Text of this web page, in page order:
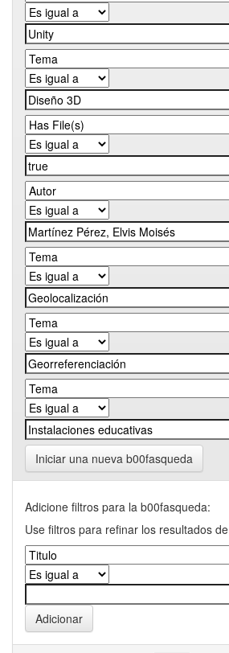
Iniciar una nueva b00fasqueda
Adicione filtros para la b00fasqueda:
Use filtros para refinar los resultados